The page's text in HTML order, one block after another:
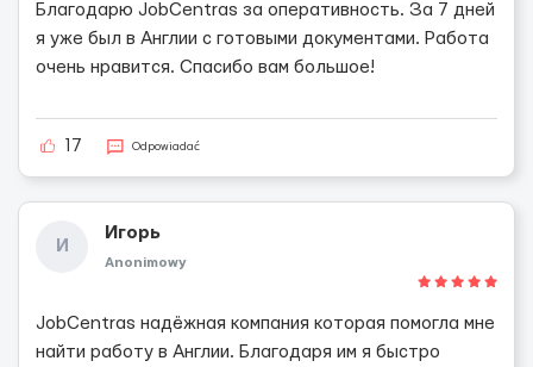
Благодарю JobCentras за оперативность. За 7 дней
я уже был в Англии с готовыми документами. Работа
очень нравится. Спасибо вам большое!
17 Odpowiadać
И
Игорь
Anonimowy
JobCentras надёжная компания которая помогла мне
найти работу в Англии. Благодаря им я быстро